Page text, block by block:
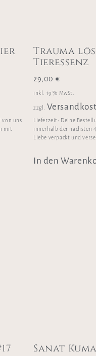
von uns
mit
Trauma
Tieressenz
29,00 €
inkl. 19 % MwSt.
zzgl.
Lieferzeit: Deine
innerhalb der nächsten
Liebe verpackt und
In den
Sanat